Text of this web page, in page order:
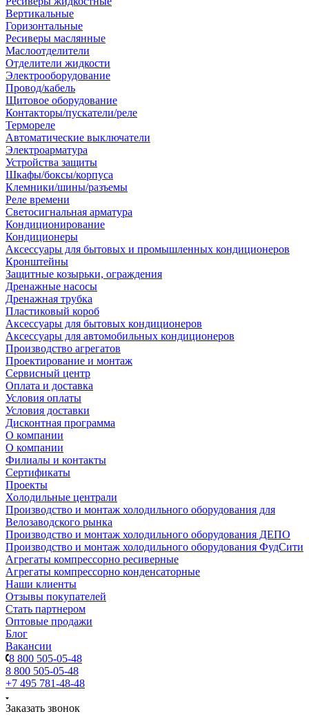
Вертикальные
Горизонтальные
Ресиверы маслянные
Маслоотделители
Отделители жидкости
Электрооборудование
Провод/кабель
Щитовое оборудование
Контакторы/пускатели/реле
Термореле
Автоматические выключатели
Электроарматура
Устройства защиты
Шкафы/боксы/корпуса
Клемники/шины/разъемы
Реле времени
Светосигнальная арматура
Кондиционирование
Кондиционеры
Аксессуары для бытовых и промышленных кондиционеров
Кронштейны
Защитные козырьки, ограждения
Дренажные насосы
Дренажная трубка
Пластиковый короб
Аксессуары для бытовых кондиционеров
Аксессуары для автомобильных кондиционеров
Производство агрегатов
Проектирование и монтаж
Сервисный центр
Оплата и доставка
Условия оплаты
Условия доставки
Дисконтная программа
О компании
О компании
Филиалы и контакты
Сертификаты
Проекты
Холодильные централи
Производство и монтаж холодильного оборудования для
Велозаводского рынка
Производство и монтаж холодильного оборудования ДЕПО
Производство и монтаж холодильного оборудования ФудСити
Агрегаты компрессорно ресиверные
Агрегаты компрессорно конденсаторные
Наши клиенты
Отзывы покупателей
Стать партнером
Оптовые продажи
Блог
Вакансии
8 800 505-05-48
8 800 505-05-48
+7 495 781-48-48
Заказать звонок